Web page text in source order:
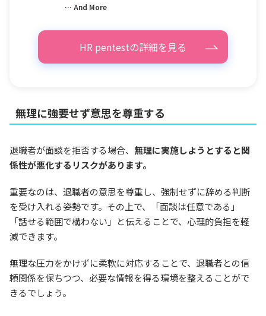
… And More
HR pentestの詳細を見る
無理に強要せず意思を尊重する
退職者が面談を拒否する場合、 無理に実施しようとすると関
係性が悪化するリスクがあります。
重要なのは、退職者の意思を尊重し、強制せずに辞める判断
を受け入れる姿勢です。その上で、「面談は任意である」
「話せる範囲で構わない」と伝えることで、心理的負担を軽
減できます。
無理な圧力をかけずに柔軟に対応することで、退職者との信
頼関係を保ちつつ、必要な情報を得る環境を整えることがで
きるでしょう。